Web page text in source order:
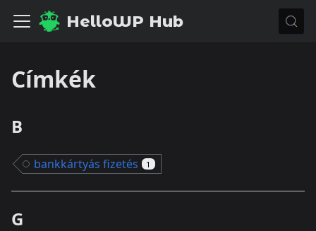
HelloWP Hub
Címkék
B
bankkártyás fizetés 1
G